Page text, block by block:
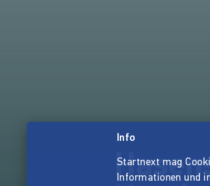
Info
Startnext mag
Informationen und